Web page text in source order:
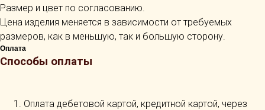
Размер и цвет по согласованию.
Цена изделия меняется в зависимости от требуемых
размеров, как в меньшую, так и большую сторону.
Оплата
Способы оплаты
Оплата дебетовой картой, кредитной картой, через